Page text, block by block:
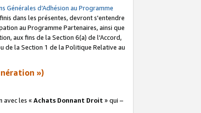
Générales d’Adhésion au Programme
dans les présentes, devront s'entendre
au Programme Partenaires, ainsi que
aux fins de la Section 6(a) de l'Accord,
de la Section 1 de la Politique Relative au
»)
avec les « Achats Donnant Droit » qui –